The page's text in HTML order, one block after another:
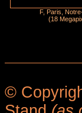
F, Paris,
(18
©